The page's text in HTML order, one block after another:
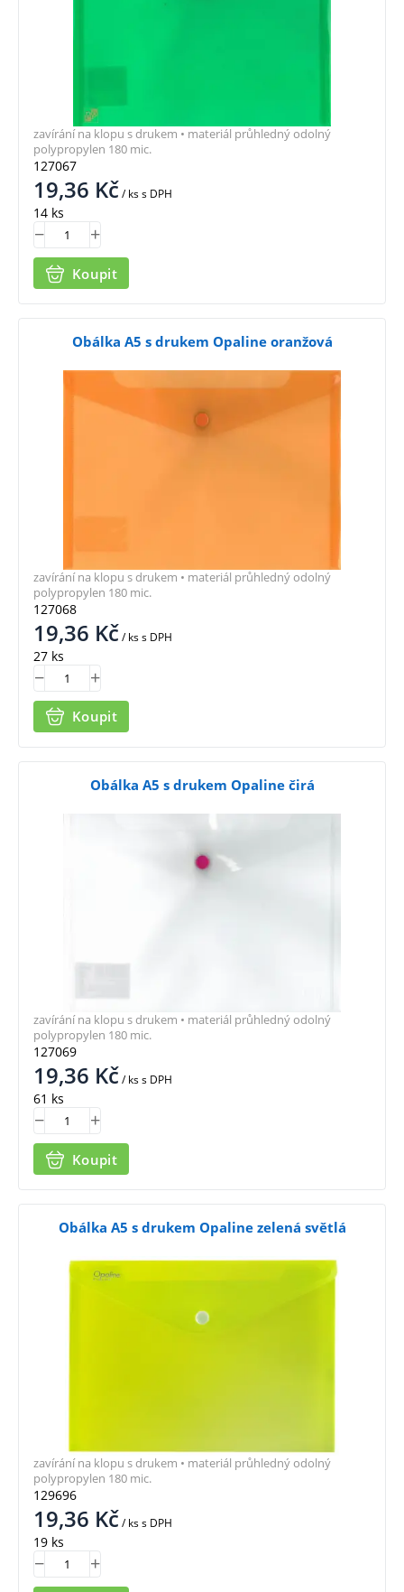
127067
19,36 Kč/ kss DPH
14 ks
Koupit
zavírání na klopu s drukem • materiál průhledný odolný
polypropylen 180 mic.
Obálka A5 s drukem Opaline oranžová
127068
19,36 Kč/ kss DPH
27 ks
Koupit
zavírání na klopu s drukem • materiál průhledný odolný
polypropylen 180 mic.
Obálka A5 s drukem Opaline čirá
127069
19,36 Kč/ kss DPH
61 ks
Koupit
zavírání na klopu s drukem • materiál průhledný odolný
polypropylen 180 mic.
Obálka A5 s drukem Opaline zelená světlá
129696
19,36 Kč/ kss DPH
19 ks
zavírání na klopu s drukem • materiál průhledný odolný
polypropylen 180 mic.